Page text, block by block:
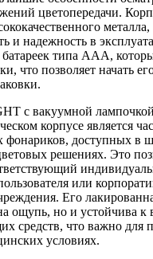
цветопередачи.
металла,
и надежность в
батареек типа ААА,
что позволяет начать
с вакуумной
корпусе является
фонариков, доступных в
решениях. Это
или
Его
ощупь, но и устойчива к
средств, что важно для
условиях.